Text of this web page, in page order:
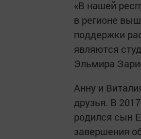
«В нашей
в регионе
поддержки
являются
Эльмира
Анну и
друзья. В
родился сын
завершения